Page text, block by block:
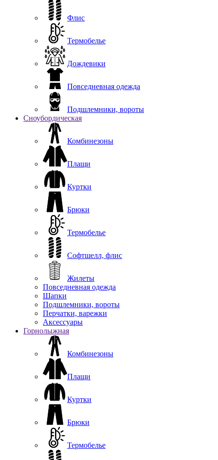
Флис
Термобелье
Дождевики
Повседневная одежда
Подшлемники, вороты
Сноубордическая
Комбинезоны
Плащи
Куртки
Брюки
Термобелье
Софтшелл, флис
Жилеты
Повседневная одежда
Шапки
Подшлемники, вороты
Перчатки, варежки
Аксессуары
Горнолыжная
Комбинезоны
Плащи
Куртки
Брюки
Термобелье